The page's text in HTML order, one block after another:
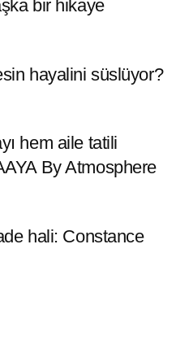
bir hikaye
hayalini süslüyor?
hem aile tatili
By Atmosphere
hali: Constance